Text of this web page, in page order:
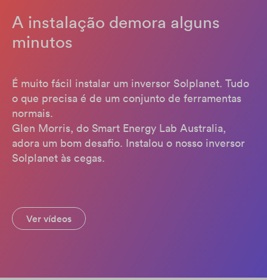
A instalação demora alguns
minutos
É muito fácil instalar um inversor Solplanet. Tudo
o que precisa é de um conjunto de ferramentas
normais.
Glen Morris, do Smart Energy Lab Australia,
adora um bom desafio. Instalou o nosso inversor
Solplanet às cegas.
Ver vídeos